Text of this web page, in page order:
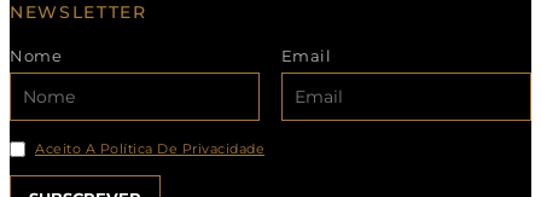
NEWSLETTER
Nome Email
Aceito A Política De Privacidade